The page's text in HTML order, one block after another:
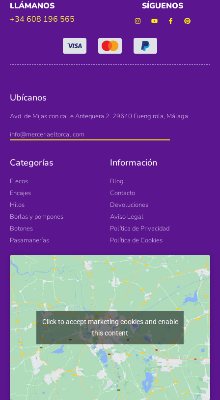
LLÁMANOS
+34 608 196 565
SÍGUENOS
Ubícanos
Avd. de Mijas con calle Antequera 2. 29640 Fuengirola, Málaga
info@merceriaeltorcal.com
Categorías
Flecos
Encajes
Hilos
Borlas y pompones
Botones
Pasamanerías
Información
Blog
Contacto
Devoluciones
Aviso Legal
Política de Privacidad
Política de Cookies
Click to accept marketing cookies and enable
this content